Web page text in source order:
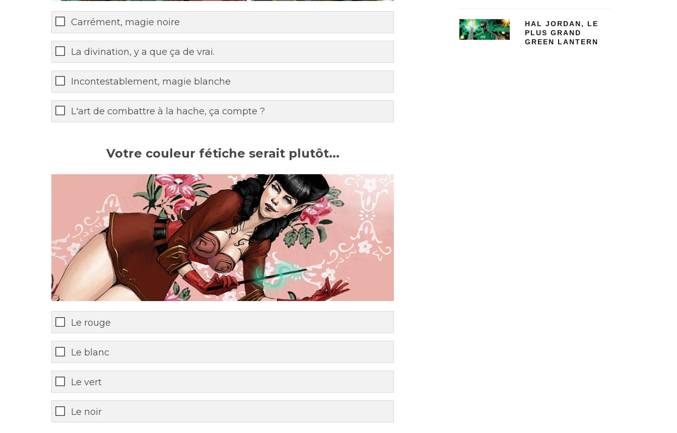
Carrément, magie noire
La divination, y a que ça de vrai.
Incontestablement, magie blanche
L'art de combattre à la hache, ça compte ?
Votre couleur fétiche serait plutôt...
Le rouge
Le blanc
Le vert
Le noir
HAL JORDAN, LE
PLUS GRAND
GREEN LANTERN